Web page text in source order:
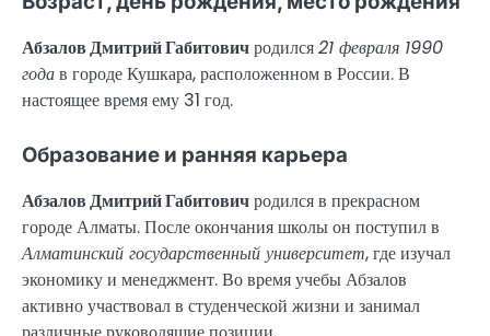
Абзалов Дмитрий Габитовичродился21 февраля 1990
годав городе Кушкара, расположенном в России. В
настоящее время ему 31 год.
Образование и ранняя карьера
Абзалов Дмитрий Габитовичродился в прекрасном
городе Алматы. После окончания школы он поступил в
Алматинский государственный университет, где изучал
экономику и менеджмент. Во время учебы Абзалов
активно участвовал в студенческой жизни и занимал